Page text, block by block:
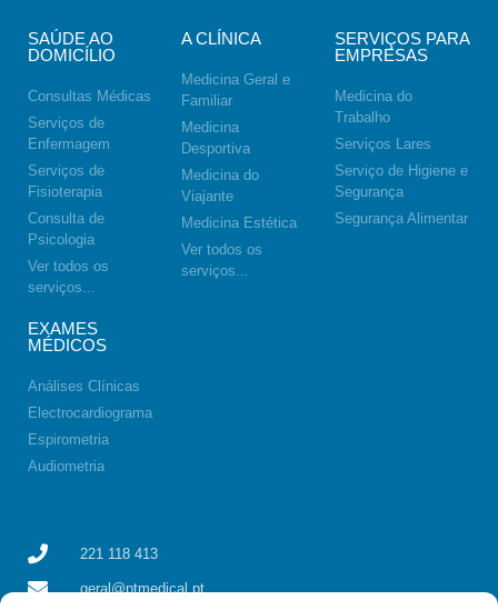
SAÚDE AO
DOMICÍLIO
Consultas Médicas
Serviços de
Enfermagem
Serviços de
Fisioterapia
Consulta de
Psicologia
Ver todos os
serviços...
A CLÍNICA
Medicina Geral e
Familiar
Medicina
Desportiva
Medicina do
Viajante
Medicina Estética
Ver todos os
serviços...
SERVIÇOS PARA
EMPRESAS
Medicina do
Trabalho
Serviços Lares
Serviço de Higiene e
Segurança
Segurança Alimentar
EXAMES
MÉDICOS
Análises Clínicas
Electrocardiograma
Espirometria
Audiometria
221 118 413
geral@ptmedical.pt